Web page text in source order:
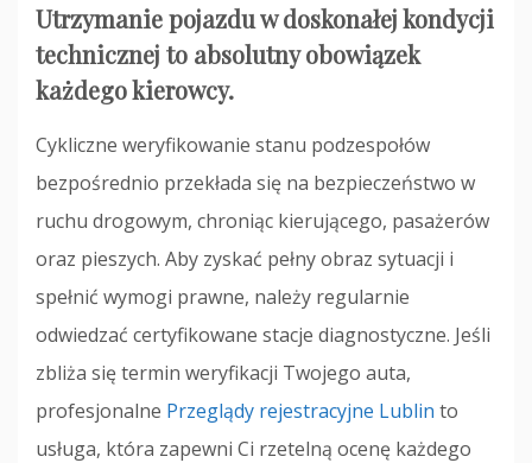
Utrzymanie pojazdu w doskonałej kondycji
technicznej to absolutny obowiązek
każdego kierowcy.
Cykliczne weryfikowanie stanu podzespołów
bezpośrednio przekłada się na bezpieczeństwo w
ruchu drogowym, chroniąc kierującego, pasażerów
oraz pieszych. Aby zyskać pełny obraz sytuacji i
spełnić wymogi prawne, należy regularnie
odwiedzać certyfikowane stacje diagnostyczne. Jeśli
zbliża się termin weryfikacji Twojego auta,
profesjonalne Przeglądy rejestracyjne Lublin to
usługa, która zapewni Ci rzetelną ocenę każdego